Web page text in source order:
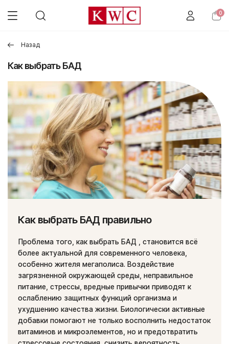
0
Назад
Как выбрать БАД
Как выбрать БАД правильно
Проблема того, как выбрать БАД , становится всё
более актуальной для современного человека,
особенно жителя мегаполиса. Воздействие
загрязненной окружающей среды, неправильное
питание, стрессы, вредные привычки приводят к
ослаблению защитных функций организма и
ухудшению качества жизни. Биологически активные
добавки помогают не только восполнить недостаток
витаминов и микроэлементов, но и предотвратить